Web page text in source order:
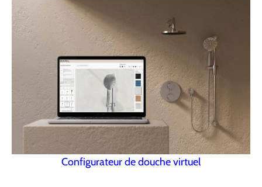
Configurateur de douche virtuel